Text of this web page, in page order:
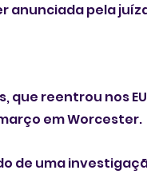
anunciada pela
que reentrou nos
em Worcester.
de uma